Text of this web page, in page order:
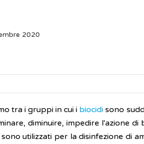
2020
tra i gruppi in cui i biocidisono
diminuire, impedire l'azione di
utilizzati per la disinfezione di